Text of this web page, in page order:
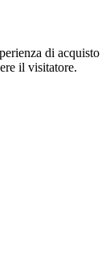
di acquisto
il visitatore.